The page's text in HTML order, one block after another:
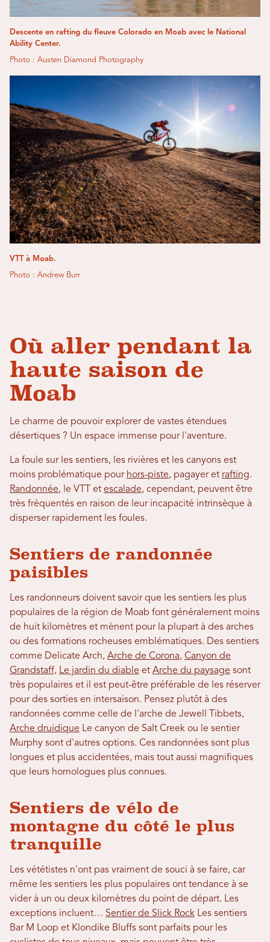
Descente en rafting du fleuve Colorado en Moab avec le National
Ability Center.
Photo : Austen Diamond Photography
VTT à Moab.
Photo : Andrew Burr
Où aller pendant la
haute saison de
Moab
Le charme de pouvoir explorer de vastes étendues
désertiques ? Un espace immense pour l'aventure.
La foule sur les sentiers, les rivières et les canyons est
moins problématique pour hors-piste, pagayer et rafting.
Randonnée, le VTT et escalade, cependant, peuvent être
très fréquentés en raison de leur incapacité intrinsèque à
disperser rapidement les foules.
Sentiers de randonnée
paisibles
Les randonneurs doivent savoir que les sentiers les plus
populaires de la région de Moab font généralement moins
de huit kilomètres et mènent pour la plupart à des arches
ou des formations rocheuses emblématiques. Des sentiers
comme Delicate Arch, Arche de Corona, Canyon de
Grandstaff, Le jardin du diable et Arche du paysage sont
très populaires et il est peut-être préférable de les réserver
pour des sorties en intersaison. Pensez plutôt à des
randonnées comme celle de l'arche de Jewell Tibbets,
Arche druidique Le canyon de Salt Creek ou le sentier
Murphy sont d'autres options. Ces randonnées sont plus
longues et plus accidentées, mais tout aussi magnifiques
que leurs homologues plus connues.
Sentiers de vélo de
montagne du côté le plus
tranquille
Les vététistes n'ont pas vraiment de souci à se faire, car
même les sentiers les plus populaires ont tendance à se
vider à un ou deux kilomètres du point de départ. Les
exceptions incluent… Sentier de Slick Rock Les sentiers
Bar M Loop et Klondike Bluffs sont parfaits pour les